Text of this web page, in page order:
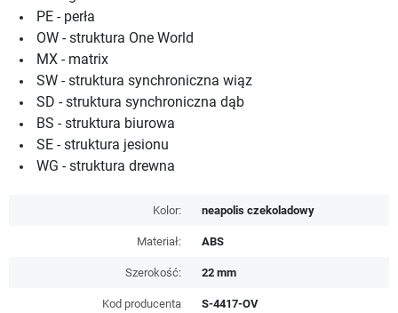
PE - perła
OW - struktura One World
MX - matrix
SW - struktura synchroniczna wiąz
SD - struktura synchroniczna dąb
BS - struktura biurowa
SE - struktura jesionu
WG - struktura drewna
Kolor: neapolis czekoladowy
Materiał: ABS
Szerokość: 22 mm
Kod producenta S-4417-OV